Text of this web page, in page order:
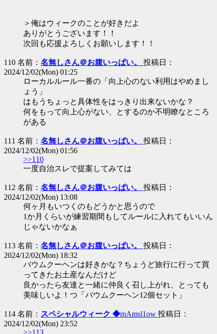
＞俺はウィークのことが好きだよ
ありがとうございます！！
次回も応援よろしくお願いします！！
110 名前： 名無しさん＠お腹いっぱい。 投稿日：
2024/12/02(Mon) 01:25
ローカルルール一番の「向上心のない利用はやめまし
ょう」
はもうちょっと具体性をはっきり出来ないかな？
何をもって向上心がない、とするのか不明瞭なところ
がある
111 名前： 名無しさん＠お腹いっぱい。 投稿日：
2024/12/02(Mon) 01:56
>>110
一度自治スレで提案してみては
112 名前： 名無しさん＠お腹いっぱい。 投稿日：
2024/12/02(Mon) 13:08
何ヶ月もいつくのもどうかと思うので
1か月くらいが練習期間もしてルールに入れてもいいん
じゃないかなぁ
113 名前： 名無しさん＠お腹いっぱい。 投稿日：
2024/12/02(Mon) 18:32
バウムクーヘンは好きかな？ちょうど旅行に行って買
ってきたお土産なんだけど
良かったら友達と一緒に仲良く召し上がれ、とっても
美味しいよ！つ「バウムクーヘン12個セット」
114 名前： スペシャルウィーク ◆mAmsl1ow 投稿日：
2024/12/02(Mon) 23:52
>>113